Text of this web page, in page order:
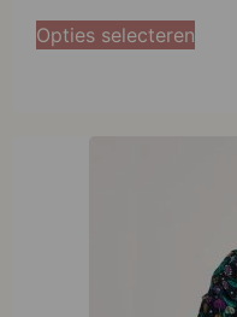
Opties selecteren